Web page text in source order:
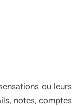
ou leurs
notes, comptes